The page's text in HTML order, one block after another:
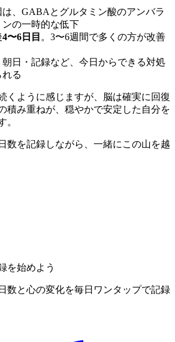
、GABAとグルタミン酸のアンバラ
の一時的な低下
4〜6日目 。3〜6週間で多くの方が改善
日・記録など、今日からできる対処
る
くように感じますが、脳は確実に回復
積み重ねが、穏やかで安定した自分を
。
数を記録しながら、一緒にこの山を越
を始めよう
数と心の変化を毎日ワンタップで記録